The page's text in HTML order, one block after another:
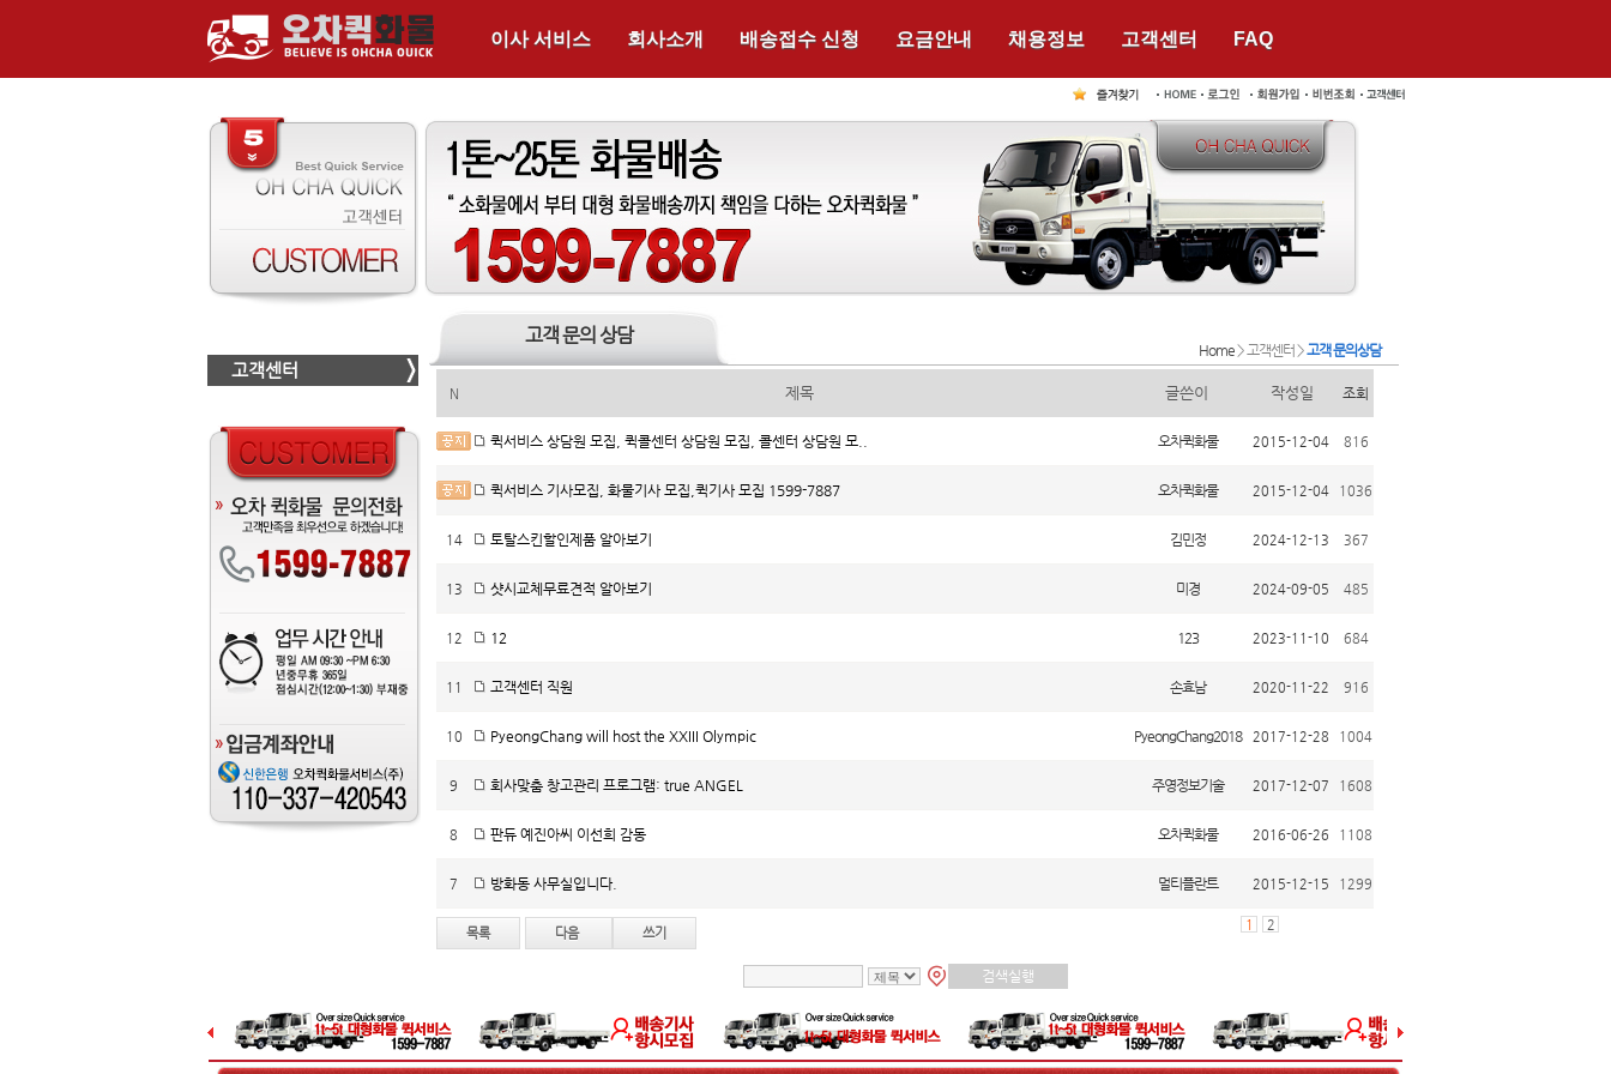
이사 서비스 회사소개 배송접수 신청 요금안내 채용정보 고객센터 FAQ
고객센터
고객 문의 상담
Home> 고객센터 >고객 문의상담
N 제목 글쓴이 작성일 조회
퀵서비스 상담원 모집, 퀵콜센터 상담원 모집, 콜센터 상담원 모.. 오차퀵화물 2015-12-04 816
퀵서비스 기사모집, 화물기사 모집,퀵기사 모집 1599-7887 오차퀵화물 2015-12-04 1036
14 토탈스킨할인제품 알아보기 김민정 2024-12-13 367
13 샷시교체무료견적 알아보기 미경 2024-09-05 485
12 12 123 2023-11-10 684
11 고객센터 직원 손효남 2020-11-22 916
10 PyeongChang will host the XXIII Olympic PyeongChang2018 2017-12-28 1004
9 회사맞춤 창고관리 프로그램: true ANGEL 주영정보기술 2017-12-07 1608
8 판듀 예진아씨 이선희 감동 오차퀵화물 2016-06-26 1108
7 방화동 사무실입니다. 멀티플란트 2015-12-15 1299
목록 다음 쓰기
1 2